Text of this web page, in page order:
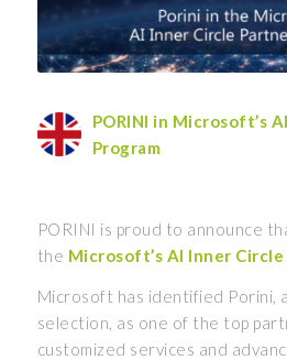
PORINI in Microsoft’s
Program
PORINI is proud to announce
the Microsoft’s AI Inner
Microsoft has identified Porini,
selection, as one of the top
customized services and